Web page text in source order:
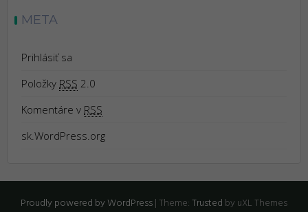
META
Prihlásiť sa
Položky RSS 2.0
Komentáre v RSS
sk.WordPress.org
Proudly powered by WordPress|Theme:Trusted by uXL Themes